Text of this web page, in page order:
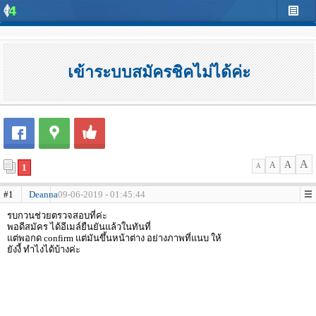
เข้าระบบสมัครชิคไม่ได้ค่ะ
1 A A A A
#1 Deanna09-06-2019 - 01:45:44
รบกวนช่วยตรวจสอบที่ค่ะ
พอดีสมัคร ได้อีเมล์ยืนยันแล้วในทันที่
แต่พอกด confirm แต่มันขึ้นหน้าต่าง อย่างภาพที่แนบ ให้
ยังงี้ ทำไงได้บ้างค่ะ